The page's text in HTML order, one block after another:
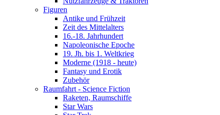
Figuren
Antike und Frühzeit
Zeit des Mittelalters
16.-18. Jahrhundert
Napoleonische Epoche
19. Jh. bis 1. Weltkrieg
Moderne (1918 - heute)
Fantasy und Erotik
Zubehör
Raumfahrt - Science Fiction
Raketen, Raumschiffe
Star Wars